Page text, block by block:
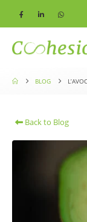
BLOG
Back to Blog